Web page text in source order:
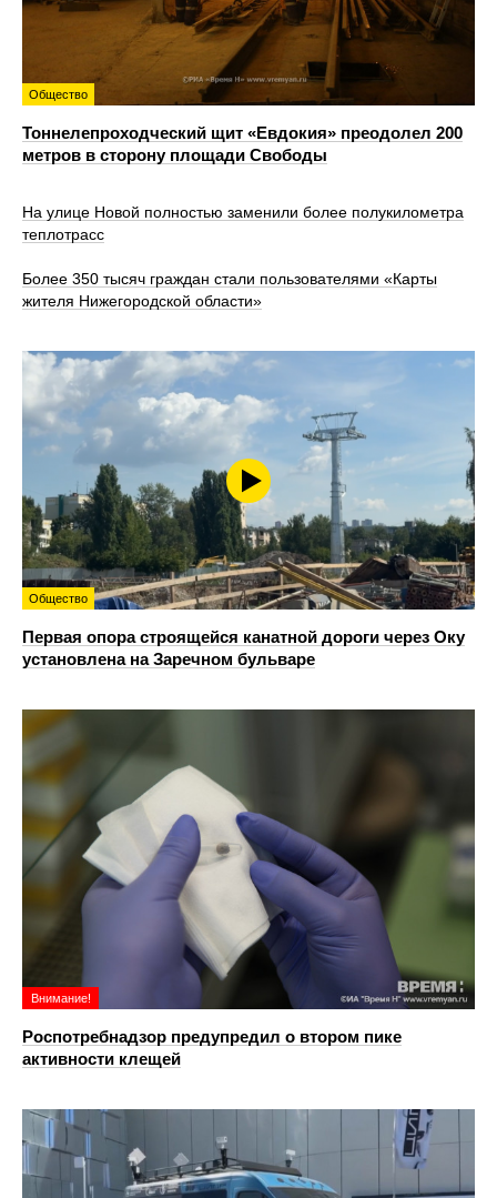
Общество
Тоннелепроходческий щит «Евдокия» преодолел 200
метров в сторону площади Свободы
На улице Новой полностью заменили более полукилометра
теплотрасс
Более 350 тысяч граждан стали пользователями «Карты
жителя Нижегородской области»
Общество
Первая опора строящейся канатной дороги через Оку
установлена на Заречном бульваре
Внимание!
Роспотребнадзор предупредил о втором пике
активности клещей